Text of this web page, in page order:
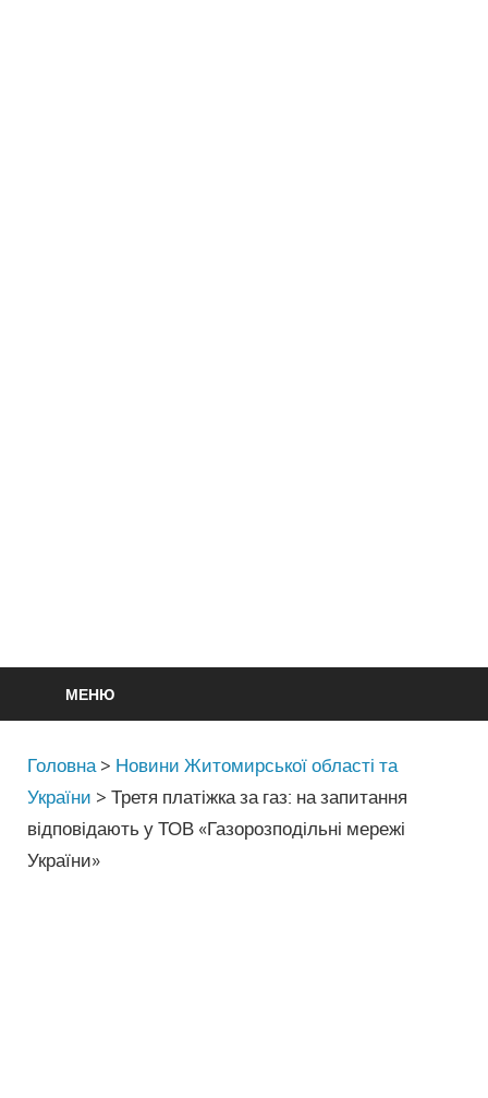
МЕНЮ
Головна > Новини Житомирської області та
України >Третя платіжка за газ: на запитання
відповідають у ТОВ «Газорозподільні мережі
України»